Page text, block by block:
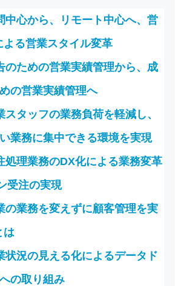
中心から、リモート中心へ、営
よる営業スタイル変革
のための営業実績管理から、成
の営業実績管理へ
スタッフの業務負荷を軽減し、
業務に集中できる環境を実現
処理業務のDX化による業務変革
受注の実現
の業務を変えずに顧客管理を実
は
状況の見える化によるデータド
の取り組み